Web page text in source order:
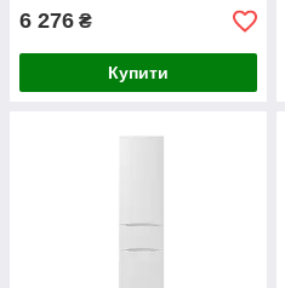
6 276 ₴
Купити